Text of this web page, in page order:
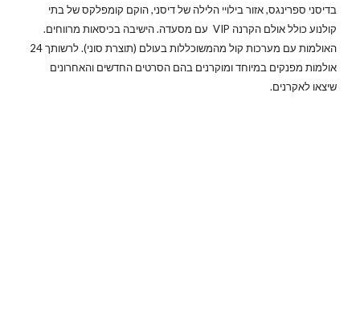
בדיסני ספרינגס, אזור בילויי הלילה של דיסני, הוקם קומפלקס של בתי
קולנוע כולל אולם הקרנה VIP עם מסעדה. הישיבה בכיסאות מרווחים.
האולמות עם מערכות קול מהמשוכללות בעולם (תוצרת סוני). לרשותך 24
אולמות מפנקים במיוחד ומוקרנים בהם הסרטים החדשים והאחרונים
שיצאו לאקרנים.